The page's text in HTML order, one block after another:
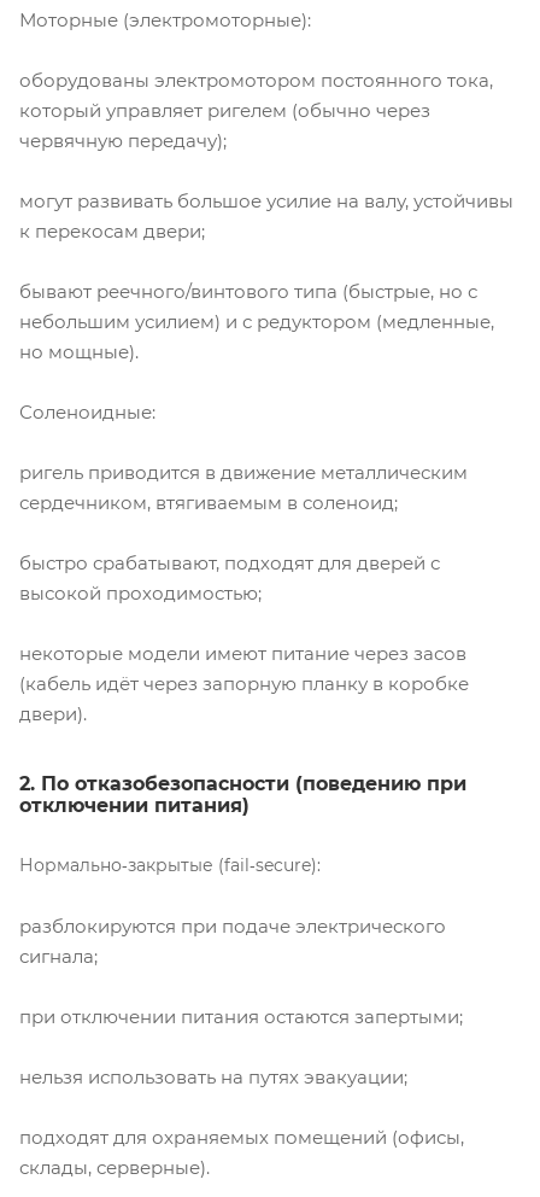
Моторные (электромоторные):
оборудованы электромотором постоянного тока,
который управляет ригелем (обычно через
червячную передачу);
могут развивать большое усилие на валу, устойчивы
к перекосам двери;
бывают реечного/винтового типа (быстрые, но с
небольшим усилием) и с редуктором (медленные,
но мощные).
Соленоидные:
ригель приводится в движение металлическим
сердечником, втягиваемым в соленоид;
быстро срабатывают, подходят для дверей с
высокой проходимостью;
некоторые модели имеют питание через засов
(кабель идёт через запорную планку в коробке
двери).
2. По отказобезопасности (поведению при
отключении питания)
Нормально‑закрытые (fail‑secure):
разблокируются при подаче электрического
сигнала;
при отключении питания остаются запертыми;
нельзя использовать на путях эвакуации;
подходят для охраняемых помещений (офисы,
склады, серверные).